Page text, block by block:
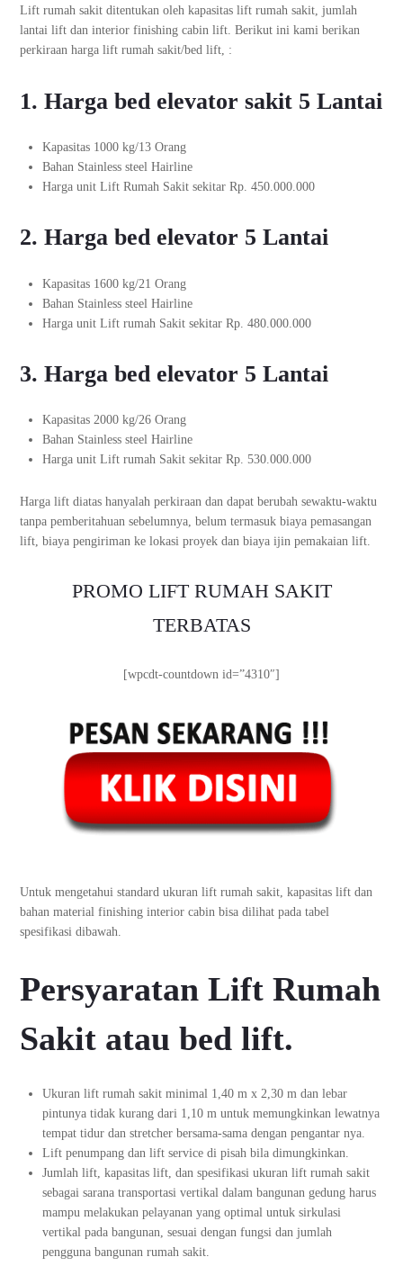
Lift rumah sakit ditentukan oleh kapasitas lift rumah sakit, jumlah
lantai lift dan interior finishing cabin lift. Berikut ini kami berikan
perkiraan harga lift rumah sakit/bed lift, :
1. Harga bed elevator sakit 5 Lantai
Kapasitas 1000 kg/13 Orang
Bahan Stainless steel Hairline
Harga unit Lift Rumah Sakit sekitar Rp. 450.000.000
2. Hargabed elevator 5 Lantai
Kapasitas 1600 kg/21 Orang
Bahan Stainless steel Hairline
Harga unit Lift rumah Sakit sekitar Rp. 480.000.000
3. Harga bed elevator 5 Lantai
Kapasitas 2000 kg/26 Orang
Bahan Stainless steel Hairline
Harga unit Lift rumah Sakit sekitar Rp. 530.000.000
Harga lift diatas hanyalah perkiraan dan dapat berubah sewaktu-waktu
tanpa pemberitahuan sebelumnya, belum termasuk biaya pemasangan
lift, biaya pengiriman ke lokasi proyek dan biaya ijin pemakaian lift.
PROMO LIFT RUMAH SAKIT
TERBATAS
[wpcdt-countdown id=”4310″]
Untuk mengetahui standard ukuran lift rumah sakit, kapasitas lift dan
bahan material finishing interior cabin bisa dilihat pada tabel
spesifikasi dibawah.
Persyaratan Lift Rumah
Sakit atau bed lift.
Ukuran lift rumah sakit minimal 1,40 m x 2,30 m dan lebar
pintunya tidak kurang dari 1,10 m untuk memungkinkan lewatnya
tempat tidur dan stretcher bersama-sama dengan pengantar nya.
Lift penumpang dan lift service di pisah bila dimungkinkan.
Jumlah lift, kapasitas lift, dan spesifikasi ukuran lift rumah sakit
sebagai sarana transportasi vertikal dalam bangunan gedung harus
mampu melakukan pelayanan yang optimal untuk sirkulasi
vertikal pada bangunan, sesuai dengan fungsi dan jumlah
pengguna bangunan rumah sakit.